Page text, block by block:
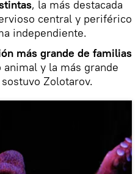
, la más destacada
central y periférico
independiente.
más grande de familias
animal y la más grande
Zolotarov.